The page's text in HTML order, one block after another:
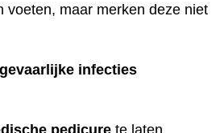
voeten, maar merken deze niet
gevaarlijke infecties
pedicure te laten